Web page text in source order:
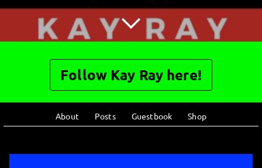
Follow Kay Ray here!
About Posts Guestbook Shop